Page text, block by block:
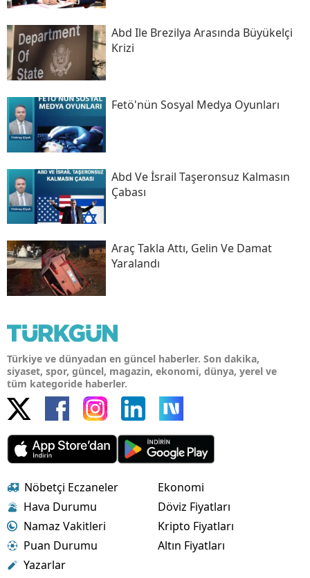
Abd Ile Brezilya Arasında Büyükelçi
Krizi
Fetö'nün Sosyal Medya Oyunları
Abd Ve İsrail Taşeronsuz Kalmasın
Çabası
Araç Takla Attı, Gelin Ve Damat
Yaralandı
Türkiye ve dünyadan en güncel haberler. Son dakika,
siyaset, spor, güncel, magazin, ekonomi, dünya, yerel ve
tüm kategoride haberler.
Nöbetçi Eczaneler
Hava Durumu
Namaz Vakitleri
Puan Durumu
Yazarlar
Ekonomi
Döviz Fiyatları
Kripto Fiyatları
Altın Fiyatları